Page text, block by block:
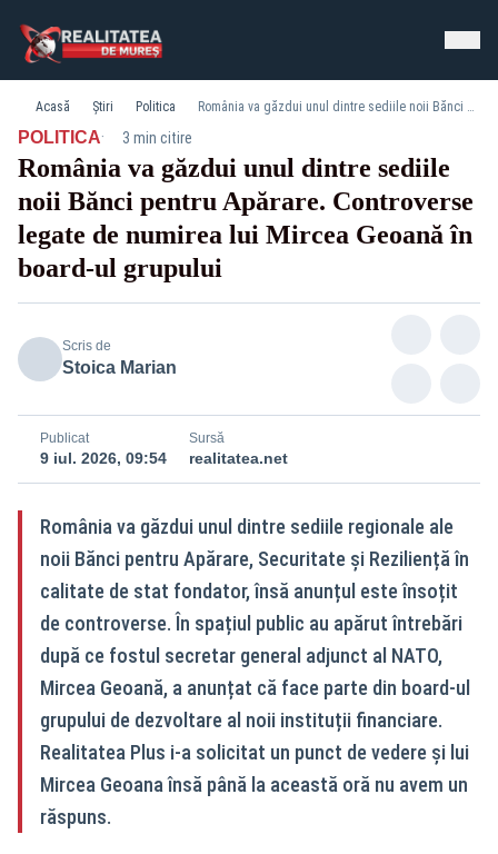
Acasă Știri Politica România va găzdui unul dintre sediile noii Bănci pentru Apărare. Controverse legate de numirea lui Mircea Geoană în board-ul grupului
POLITICA· 3 min citire
România va găzdui unul dintre sediile
noii Bănci pentru Apărare. Controverse
legate de numirea lui Mircea Geoană în
board-ul grupului
Scris de
Stoica Marian
Publicat
9 iul. 2026, 09:54
Sursă
realitatea.net
România va găzdui unul dintre sediile regionale ale
noii Bănci pentru Apărare, Securitate și Reziliență în
calitate de stat fondator, însă anunțul este însoțit
de controverse. În spațiul public au apărut întrebări
după ce fostul secretar general adjunct al NATO,
Mircea Geoană, a anunțat că face parte din board-ul
grupului de dezvoltare al noii instituții financiare.
Realitatea Plus i-a solicitat un punct de vedere și lui
Mircea Geoana însă până la această oră nu avem un
răspuns.